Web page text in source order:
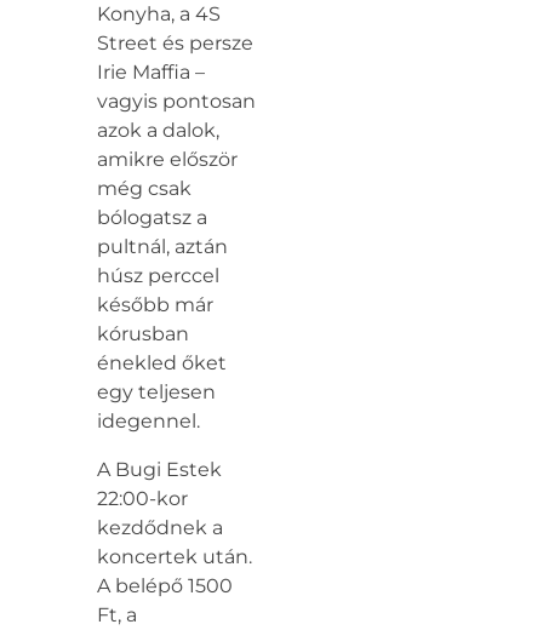
Konyha, a 4S
Street és persze
Irie Maffia –
vagyis pontosan
azok a dalok,
amikre először
még csak
bólogatsz a
pultnál, aztán
húsz perccel
később már
kórusban
énekled őket
egy teljesen
idegennel.
A Bugi Estek
22:00-kor
kezdődnek a
koncertek után.
A belépő 1500
Ft, a